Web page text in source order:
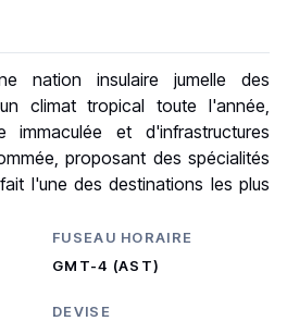
nation insulaire jumelle des
climat tropical toute l'année,
immaculée et d'infrastructures
proposant des spécialités
l'une des destinations les plus
FUSEAU HORAIRE
GMT-4 (AST)
DEVISE